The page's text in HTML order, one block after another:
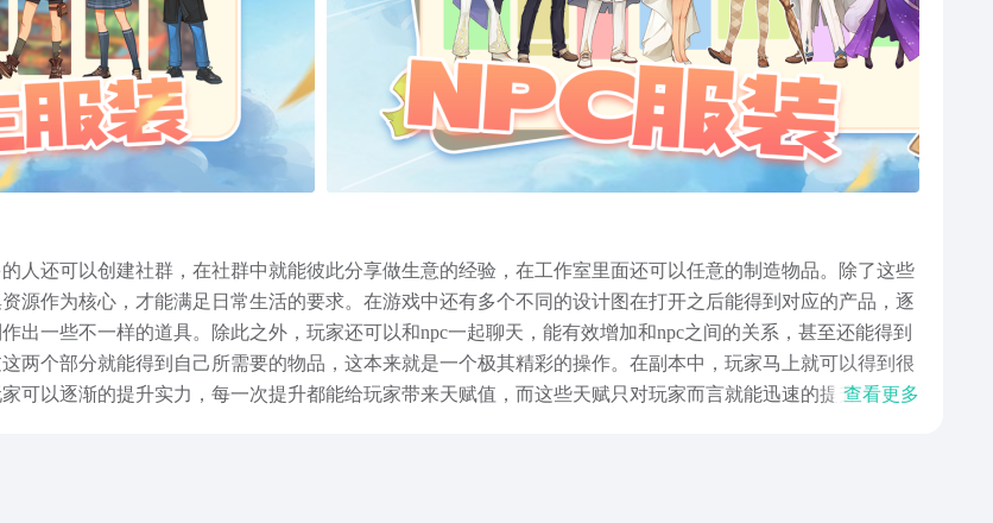
人还可以创建社群，在社群中就能彼此分享做生意的经验，在工作室里面还可以任意的制造物品。除了这些
源作为核心，才能满足日常生活的要求。在游戏中还有多个不同的设计图在打开之后能得到对应的产品，逐
出一些不一样的道具。除此之外，玩家还可以和npc一起聊天，能有效增加和npc之间的关系，甚至还能得到
两个部分就能得到自己所需要的物品，这本来就是一个极其精彩的操作。在副本中，玩家马上就可以得到很
可以逐渐的提升实力，每一次提升都能给玩家带来天赋值，而这些天赋只对玩家而言就能迅速的提升个人属
副本中得到所需要的资源。
查看更多